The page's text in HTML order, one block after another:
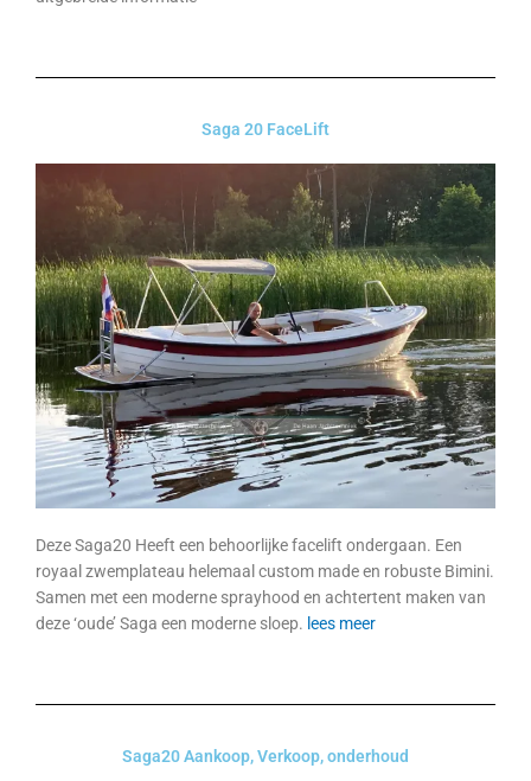
Saga 20 FaceLift
Deze Saga20 Heeft een behoorlijke facelift ondergaan. Een
royaal zwemplateau helemaal custom made en robuste Bimini.
Samen met een moderne sprayhood en achtertent maken van
deze ‘oude’ Saga een moderne sloep. lees meer
Saga20 Aankoop, Verkoop, onderhoud